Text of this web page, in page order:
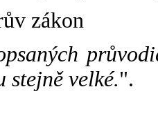
zákon
stejně velké.".